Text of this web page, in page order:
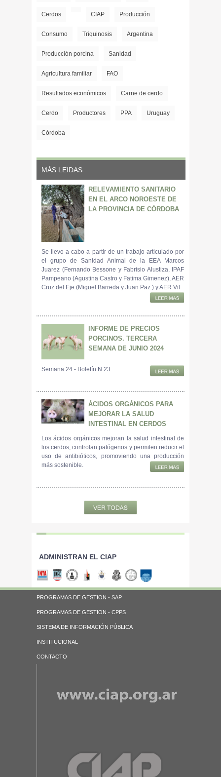
Cerdos CIAP Producción
Consumo Triquinosis Argentina
Producción porcina Sanidad
Agricultura familiar FAO
Resultados económicos Carne de cerdo
Cerdo Productores PPA Uruguay
Córdoba
MÁS LEIDAS
RELEVAMIENTO SANITARIO
EN EL ARCO NOROESTE DE
LA PROVINCIA DE CÓRDOBA
Se llevo a cabo a partir de un trabajo articulado por
el grupo de Sanidad Animal de la EEA Marcos
Juarez (Fernando Bessone y Fabrisio Alustiza, IPAF
Pampeano (Agustina Castro y Fatima Gimenez), AER
Cruz del Eje (Miguel Barreda y Juan Paz ) y AER Vil
INFORME DE PRECIOS
PORCINOS. TERCERA
SEMANA DE JUNIO 2024
Semana 24 - Boletín N 23
ÁCIDOS ORGÁNICOS PARA
MEJORAR LA SALUD
INTESTINAL EN CERDOS
Los ácidos orgánicos mejoran la salud intestinal de
los cerdos, controlan patógenos y permiten reducir el
uso de antibióticos, promoviendo una producción
más sostenible.
ADMINISTRAN EL CIAP
PROGRAMAS DE GESTION - SAP
PROGRAMAS DE GESTION - CPPS
SISTEMA DE INFORMACIÓN PÚBLICA
INSTITUCIONAL
CONTACTO